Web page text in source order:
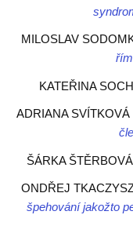
MILOSLAV
KATEŘINA
ADRIANA SVÍTKOVÁ
ŠÁRKA
ONDŘEJ
špehování jakožto